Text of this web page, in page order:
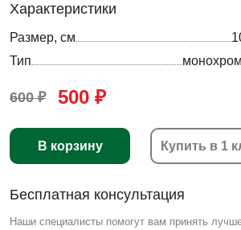
Характеристики
Размер, см
Тип
600 ₽ 500 ₽
В корзину Купить в 1
Бесплатная консультация
Наши специалисты помогут вам принять